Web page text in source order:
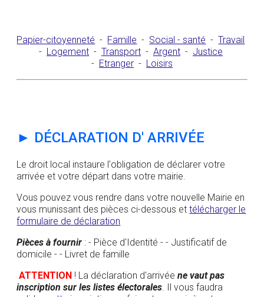
Papier-citoyenneté - Famille - Social - santé -Travail
- Logement- Transport- Argent- Justice
- Etranger- Loisirs
► DÉCLARATION D' ARRIVÉE
Le droit local instaure l'obligation de déclarer votre
arrivée et votre départ dans votre mairie.
Vous pouvez vous rendre dans votre nouvelle Mairie en
vous munissant des pièces ci-dessous ettélécharger le
formulaire de déclaration
Pièces à fournir : - Pièce d'Identité - - Justificatif de
domicile - - Livret de famille
ATTENTION ! La déclaration d'arrivéene vaut pas
inscription sur les listes électorales . Il vous faudra